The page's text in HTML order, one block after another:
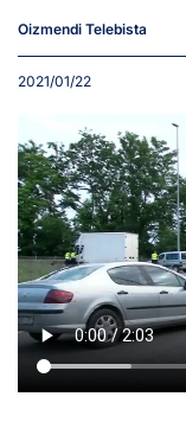
Oizmendi Telebista
2021/01/22